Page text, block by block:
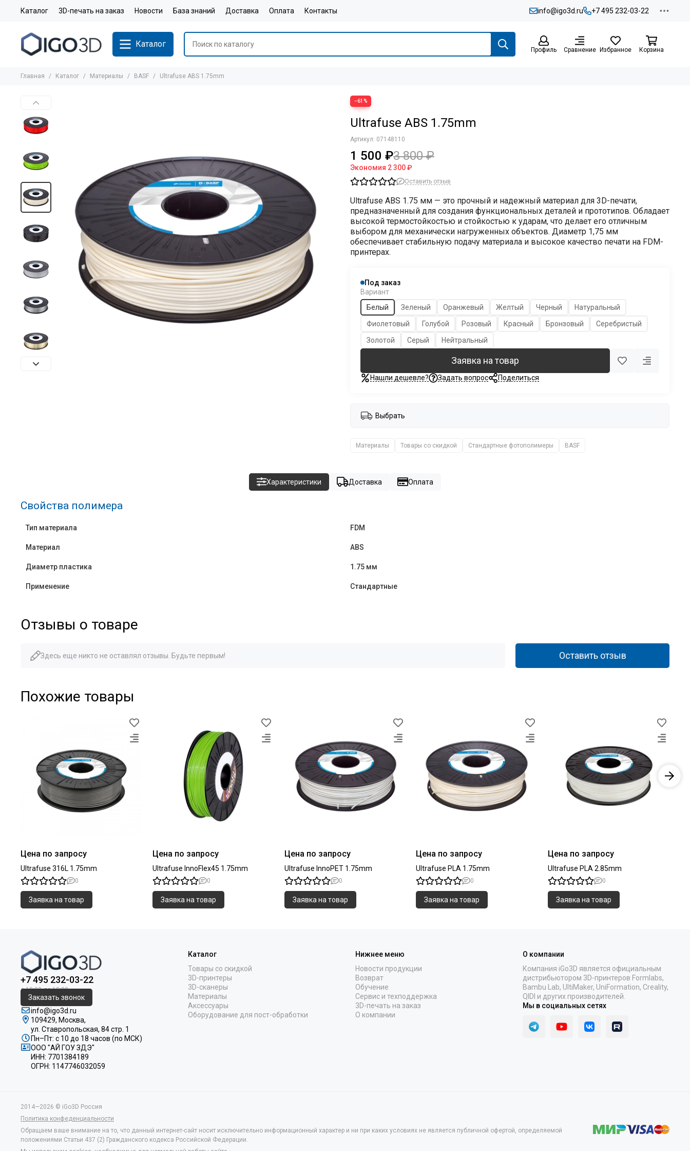
Каталог 3D-печать на заказ Новости База знаний Доставка Оплата Контакты info@igo3d.ru +7 495 232-03-22
Каталог
Профиль Сравнение Избранное Корзина
Главная Каталог Материалы BASF Ultrafuse ABS 1.75mm
−61%
Ultrafuse ABS 1.75mm
Артикул: 07148110
1 500 ₽3 800 ₽
Экономия 2 300 ₽
Оставить отзыв
Ultrafuse ABS 1.75 мм — это прочный и надежный материал для 3D-печати,
предназначенный для создания функциональных деталей и прототипов. Обладает
высокой термостойкостью и стойкостью к ударам, что делает его отличным
выбором для механически нагруженных объектов. Диаметр 1,75 мм
обеспечивает стабильную подачу материала и высокое качество печати на FDM-
принтерах.
Под заказ
Вариант
Белый
Зеленый Оранжевый Желтый Черный
Натуральный
Фиолетовый
Голубой Розовый Красный Бронзовый
Серебристый
Золотой
Серый Нейтральный
Заявка на товар
Нашли дешевле? Задать вопрос Поделиться
Выбрать
Материалы Товары со скидкой Стандартные фотополимеры BASF
Характеристики Доставка Оплата
Свойства полимера
Тип материала FDM
Материал ABS
Диаметр пластика 1.75 мм
Применение Стандартные
Отзывы о товаре
Здесь еще никто не оставлял отзывы. Будьте первым! Оставить отзыв
Похожие товары
Цена по запросу
Ultrafuse 316L 1.75mm
0
Заявка на товар
Цена по запросу
Ultrafuse InnoFlex45 1.75mm
0
Заявка на товар
Цена по запросу
Ultrafuse InnoPET 1.75mm
0
Заявка на товар
Цена по запросу
Ultrafuse PLA 1.75mm
0
Заявка на товар
Цена по запросу
Ultrafuse PLA 2.85mm
0
Заявка на товар
+7 495 232-03-22
Заказать звонок
info@igo3d.ru
109429, Москва,
ул. Ставропольская, 84 стр. 1
Пн–Пт: с 10 до 18 часов (по МСК)
ООО "АЙ ГОУ ЗДЭ"
ИНН: 7701384189
ОГРН: 1147746032059
Каталог
Товары со скидкой
3D-принтеры
3D-сканеры
Материалы
Аксессуары
Оборудование для пост-обработки
Нижнее меню
Новости продукции
Возврат
Обучение
Сервис и техподдержка
3D-печать на заказ
О компании
О компании
Компания iGo3D является официальным
дистрибьютором 3D-принтеров Formlabs,
Bambu Lab, UltiMaker, UniFormation, Creality,
QIDI и других производителей.
Мы в социальных сетях
2014—2026 © iGo3D Россия
Политика конфеденциальности
Обращаем ваше внимание на то, что данный интернет-сайт носит исключительно информационный характер и ни при каких условиях не является публичной офертой, определяемой
положениями Статьи 437 (2) Гражданского кодекса Российской Федерации.